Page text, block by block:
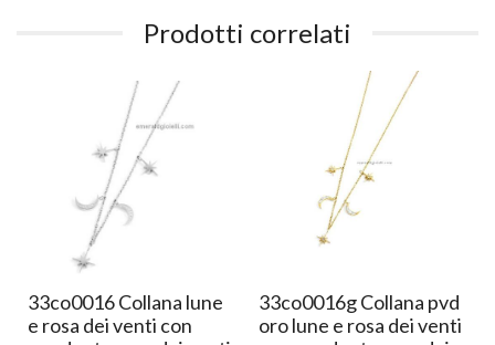
Prodotti correlati
33co0016 Collana lune
e rosa dei venti con
33co0016g Collana pvd
oro lune e rosa dei venti